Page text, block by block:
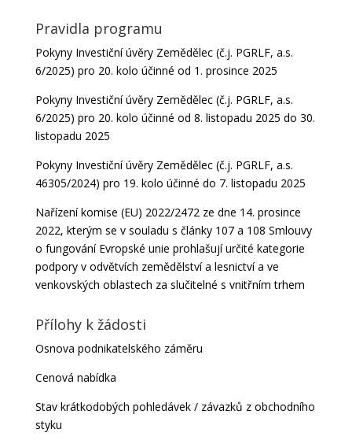
Pravidla programu
Pokyny Investiční úvěry Zemědělec (č.j. PGRLF, a.s.
6/2025) pro 20. kolo účinné od 1. prosince 2025
Pokyny Investiční úvěry Zemědělec (č.j. PGRLF, a.s.
6/2025) pro 20. kolo účinné od 8. listopadu 2025 do 30.
listopadu 2025
Pokyny Investiční úvěry Zemědělec (č.j. PGRLF, a.s.
46305/2024) pro 19. kolo účinné do 7. listopadu 2025
Nařízení komise (EU) 2022/2472 ze dne 14. prosince
2022, kterým se v souladu s články 107 a 108 Smlouvy
o fungování Evropské unie prohlašují určité kategorie
podpory v odvětvích zemědělství a lesnictví a ve
venkovských oblastech za slučitelné s vnitřním trhem
Přílohy k žádosti
Osnova podnikatelského záměru
Cenová nabídka
Stav krátkodobých pohledávek / závazků z obchodního
styku